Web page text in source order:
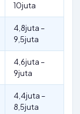
10juta
4,8juta –
9,5juta
4,6juta –
9juta
4,4juta –
8,5juta